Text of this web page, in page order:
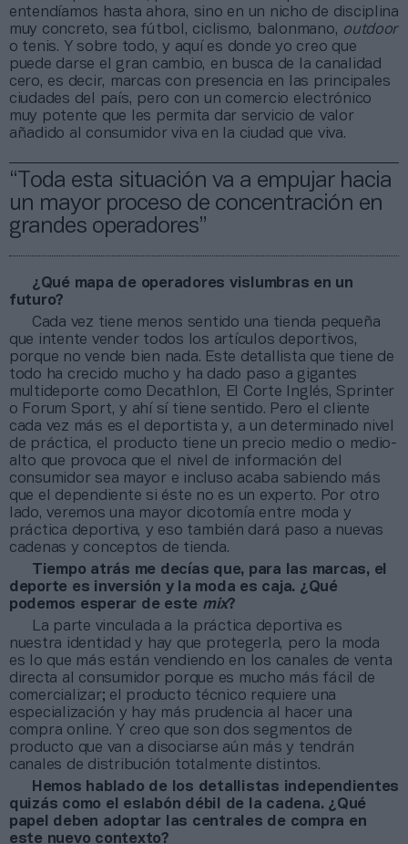
entendíamos hasta ahora, sino en un nicho de disciplina
muy concreto, sea fútbol, ciclismo, balonmano, outdoor
o tenis. Y sobre todo, y aquí es donde yo creo que
puede darse el gran cambio, en busca de la canalidad
cero, es decir, marcas con presencia en las principales
ciudades del país, pero con un comercio electrónico
muy potente que les permita dar servicio de valor
añadido al consumidor viva en la ciudad que viva.
“Toda esta situación va a empujar hacia
un mayor proceso de concentración en
grandes operadores”
¿Qué mapa de operadores vislumbras en un
futuro?
Cada vez tiene menos sentido una tienda pequeña
que intente vender todos los artículos deportivos,
porque no vende bien nada. Este detallista que tiene de
todo ha crecido mucho y ha dado paso a gigantes
multideporte como Decathlon, El Corte Inglés, Sprinter
o Forum Sport, y ahí sí tiene sentido. Pero el cliente
cada vez más es el deportista y, a un determinado nivel
de práctica, el producto tiene un precio medio o medio-
alto que provoca que el nivel de información del
consumidor sea mayor e incluso acaba sabiendo más
que el dependiente si éste no es un experto. Por otro
lado, veremos una mayor dicotomía entre moda y
práctica deportiva, y eso también dará paso a nuevas
cadenas y conceptos de tienda.
Tiempo atrás me decías que, para las marcas, el
deporte es inversión y la moda es caja. ¿Qué
podemos esperar de este mix?
La parte vinculada a la práctica deportiva es
nuestra identidad y hay que protegerla, pero la moda
es lo que más están vendiendo en los canales de venta
directa al consumidor porque es mucho más fácil de
comercializar; el producto técnico requiere una
especialización y hay más prudencia al hacer una
compra online. Y creo que son dos segmentos de
producto que van a disociarse aún más y tendrán
canales de distribución totalmente distintos.
Hemos hablado de los detallistas independientes
quizás como el eslabón débil de la cadena. ¿Qué
papel deben adoptar las centrales de compra en
este nuevo contexto?